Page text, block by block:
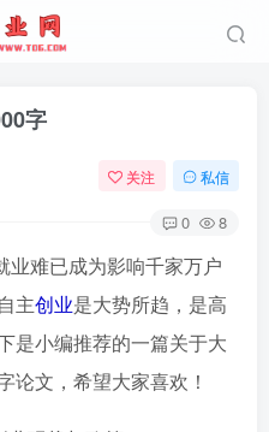
字
关注 私信
0 8
业难已成为影响千家万户
主创业是大势所趋，是高
是小编推荐的一篇关于大
论文，希望大家喜欢！